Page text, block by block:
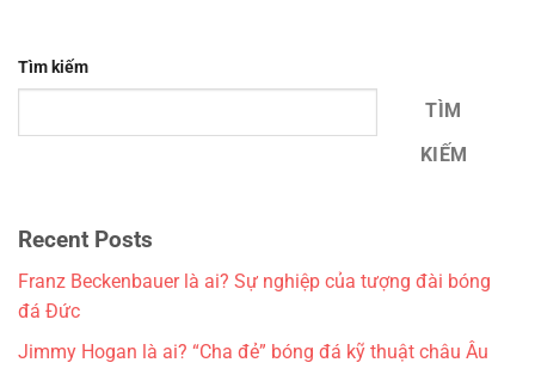
Tìm kiếm
TÌM
KIẾM
Recent Posts
Franz Beckenbauer là ai? Sự nghiệp của tượng đài bóng
đá Đức
Jimmy Hogan là ai? “Cha đẻ” bóng đá kỹ thuật châu Âu